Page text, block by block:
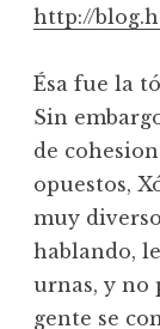
http://
Ésa fue la
Sin
de
opuestos,
muy
hablando,
urnas, y no
gente se